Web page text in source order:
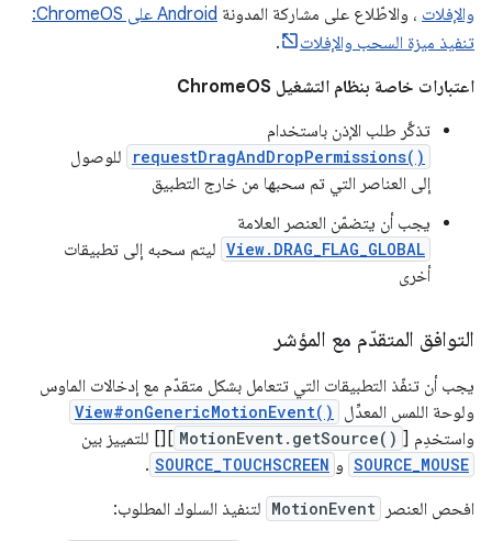
والإفلات ، والاطّلاع على مشاركة المدونة
Android على ChromeOS:
تنفيذ ميزة السحب والإفلات
.
اعتبارات خاصة بنظام التشغيل ChromeOS
تذكَّر طلب الإذن باستخدام
requestDragAndDropPermissions()
للوصول
إلى العناصر التي تم سحبها من خارج التطبيق
يجب أن يتضمّن العنصر العلامة
View.DRAG_FLAG_GLOBAL ليتم سحبه إلى تطبيقات
أخرى
التوافق المتقدّم مع المؤشر
يجب أن تنفّذ التطبيقات التي تتعامل بشكل متقدّم مع إدخالات الماوس
ولوحة اللمس المعدِّل
View#onGenericMotionEvent()
واستخدِم [ MotionEvent.getSource() ][] للتمييز بين
SOURCE_MOUSE و SOURCE_TOUCHSCREEN
.
افحص العنصر
MotionEvent لتنفيذ السلوك المطلوب: